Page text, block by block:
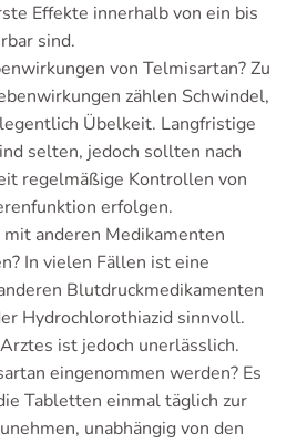
Effekte innerhalb von ein bis
sind.
von Telmisartan? Zu
zählen Schwindel,
Übelkeit. Langfristige
selten, jedoch sollten nach
regelmäßige Kontrollen von
erfolgen.
anderen Medikamenten
In vielen Fällen ist eine
Blutdruckmedikamenten
Hydrochlorothiazid sinnvoll.
ist jedoch unerlässlich.
eingenommen werden? Es
Tabletten einmal täglich zur
unabhängig von den